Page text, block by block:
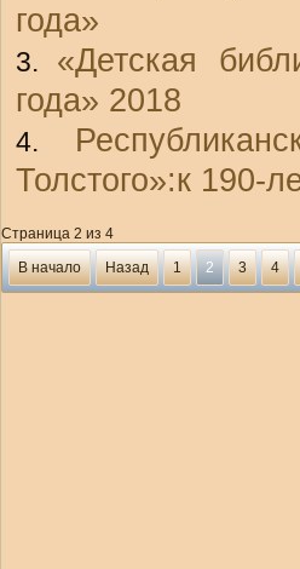
года»
«Детская
года» 2018
Толстого»:к 190-
Страница 2 из 4
В начало
Назад 1 2 3 4